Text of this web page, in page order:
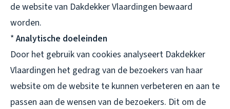
de website van Dakdekker Vlaardingen bewaard
worden.
*Analytische doeleinden
Door het gebruik van cookies analyseert Dakdekker
Vlaardingen het gedrag van de bezoekers van haar
website om de website te kunnen verbeteren en aan te
passen aan de wensen van de bezoekers. Dit om de